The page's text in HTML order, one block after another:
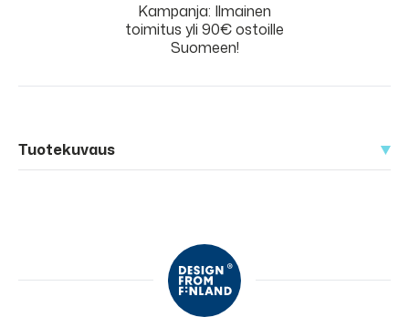
Kampanja: Ilmainen
toimitus yli 90€ ostoille
Suomeen!
Tuotekuvaus